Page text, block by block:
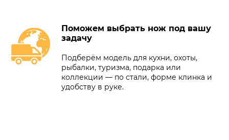
Поможем выбрать нож под вашу
задачу
Подберём модель для кухни, охоты,
рыбалки, туризма, подарка или
коллекции — по стали, форме клинка и
удобству в руке.